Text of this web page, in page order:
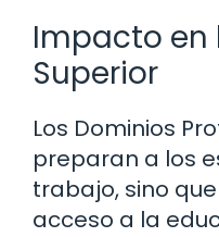
Impacto en
Superior
Los Dominios
preparan a los
trabajo, sino
acceso a la